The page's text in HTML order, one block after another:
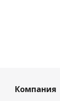
Компания